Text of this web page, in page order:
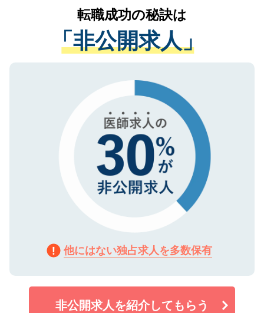
は、個人情報の取り扱いについての厳密な
管理基準を満たした事業者のみに付与され
る、プライバシーマークを取得済みです。
ご登録いただいた個人情報は、SSL（デー
で、機密保持に関してもご安心ください。
かがいして、現在の医療機関の状況や紹介
経験をまじえながら、適切なアドバイスを
させていただきます。すぐにご転職をされ
ない方には、長期的なサポートが可能です
ので、まずはご登録ください。
転職成功の秘訣は
「非公開求人」
他にはない独占求人を多数保有
非公開求人を紹介してもらう